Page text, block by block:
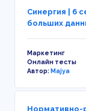
Синергия | 6
больших
Маркетинг
Онлайн тесты
Автор:Majya
Нормативно-